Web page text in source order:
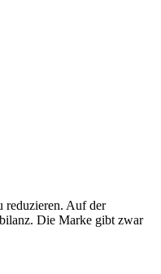
reduzieren. Auf der
Die Marke gibt zwar